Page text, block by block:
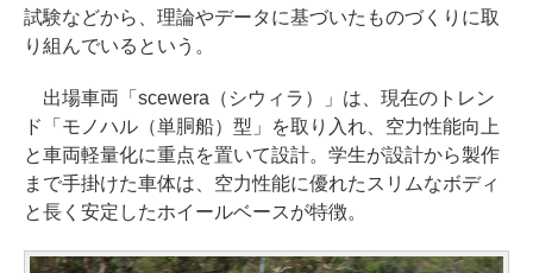
試験などから、理論やデータに基づいたものづくりに取
り組んでいるという。
出場車両「scewera（シウィラ）」は、現在のトレン
ド「モノハル（単胴船）型」を取り入れ、空力性能向上
と車両軽量化に重点を置いて設計。学生が設計から製作
まで手掛けた車体は、空力性能に優れたスリムなボディ
と長く安定したホイールベースが特徴。